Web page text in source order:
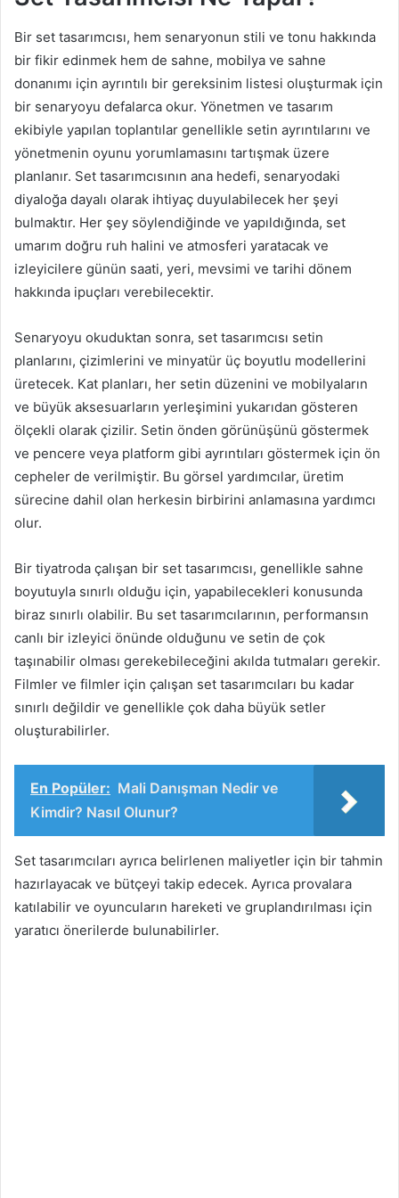
Bir set tasarımcısı, hem senaryonun stili ve tonu hakkında
bir fikir edinmek hem de sahne, mobilya ve sahne
donanımı için ayrıntılı bir gereksinim listesi oluşturmak için
bir senaryoyu defalarca okur. Yönetmen ve tasarım
ekibiyle yapılan toplantılar genellikle setin ayrıntılarını ve
yönetmenin oyunu yorumlamasını tartışmak üzere
planlanır. Set tasarımcısının ana hedefi, senaryodaki
diyaloğa dayalı olarak ihtiyaç duyulabilecek her şeyi
bulmaktır. Her şey söylendiğinde ve yapıldığında, set
umarım doğru ruh halini ve atmosferi yaratacak ve
izleyicilere günün saati, yeri, mevsimi ve tarihi dönem
hakkında ipuçları verebilecektir.
Senaryoyu okuduktan sonra, set tasarımcısı setin
planlarını, çizimlerini ve minyatür üç boyutlu modellerini
üretecek. Kat planları, her setin düzenini ve mobilyaların
ve büyük aksesuarların yerleşimini yukarıdan gösteren
ölçekli olarak çizilir. Setin önden görünüşünü göstermek
ve pencere veya platform gibi ayrıntıları göstermek için ön
cepheler de verilmiştir. Bu görsel yardımcılar, üretim
sürecine dahil olan herkesin birbirini anlamasına yardımcı
olur.
Bir tiyatroda çalışan bir set tasarımcısı, genellikle sahne
boyutuyla sınırlı olduğu için, yapabilecekleri konusunda
biraz sınırlı olabilir. Bu set tasarımcılarının, performansın
canlı bir izleyici önünde olduğunu ve setin de çok
taşınabilir olması gerekebileceğini akılda tutmaları gerekir.
Filmler ve filmler için çalışan set tasarımcıları bu kadar
sınırlı değildir ve genellikle çok daha büyük setler
oluşturabilirler.
En Popüler: Mali Danışman Nedir ve
Kimdir? Nasıl Olunur?
Set tasarımcıları ayrıca belirlenen maliyetler için bir tahmin
hazırlayacak ve bütçeyi takip edecek. Ayrıca provalara
katılabilir ve oyuncuların hareketi ve gruplandırılması için
yaratıcı önerilerde bulunabilirler.